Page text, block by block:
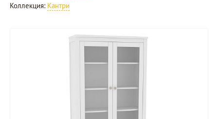
Коллекция: Кантри